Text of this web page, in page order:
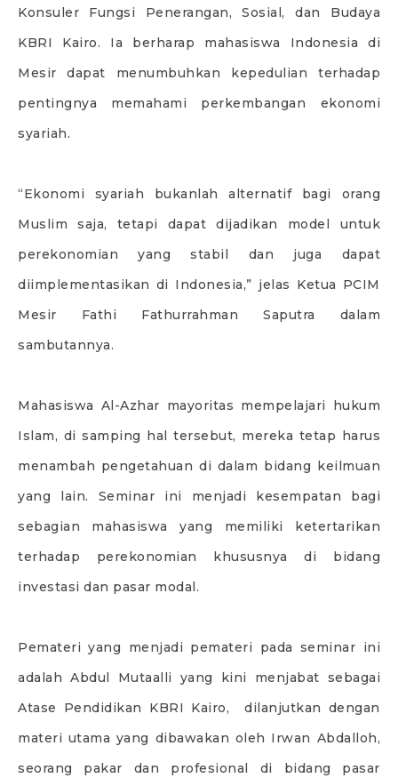
Konsuler Fungsi Penerangan, Sosial, dan Budaya
KBRI Kairo. Ia berharap mahasiswa Indonesia di
Mesir dapat menumbuhkan kepedulian terhadap
pentingnya memahami perkembangan ekonomi
syariah.
“Ekonomi syariah bukanlah alternatif bagi orang
Muslim saja, tetapi dapat dijadikan model untuk
perekonomian yang stabil dan juga dapat
diimplementasikan di Indonesia,” jelas Ketua PCIM
Mesir Fathi Fathurrahman Saputra dalam
sambutannya.
Mahasiswa Al-Azhar mayoritas mempelajari hukum
Islam, di samping hal tersebut, mereka tetap harus
menambah pengetahuan di dalam bidang keilmuan
yang lain. Seminar ini menjadi kesempatan bagi
sebagian mahasiswa yang memiliki ketertarikan
terhadap perekonomian khususnya di bidang
investasi dan pasar modal.
Pemateri yang menjadi pemateri pada seminar ini
adalah Abdul Mutaalli yang kini menjabat sebagai
Atase Pendidikan KBRI Kairo, dilanjutkan dengan
materi utama yang dibawakan oleh Irwan Abdalloh,
seorang pakar dan profesional di bidang pasar